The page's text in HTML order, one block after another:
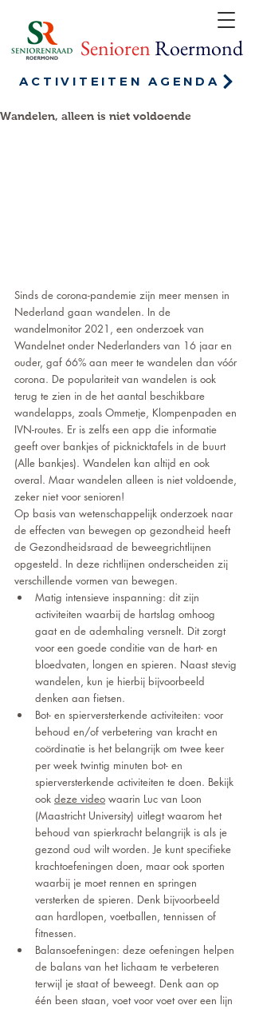
SeniorenRoermond
ACTIVITEITEN AGENDA
Wandelen, alleen is niet voldoende
Sinds de corona-pandemie zijn meer mensen in
Nederland gaan wandelen. In de
wandelmonitor 2021, een onderzoek van
Wandelnet onder Nederlanders van 16 jaar en
ouder, gaf 66% aan meer te wandelen dan vóór
corona. De populariteit van wandelen is ook
terug te zien in de het aantal beschikbare
wandelapps, zoals Ommetje, Klompenpaden en
IVN-routes. Er is zelfs een app die informatie
geeft over bankjes of picknicktafels in de buurt
(Alle bankjes). Wandelen kan altijd en ook
overal. Maar wandelen alleen is niet voldoende,
zeker niet voor senioren!
Op basis van wetenschappelijk onderzoek naar
de effecten van bewegen op gezondheid heeft
de Gezondheidsraad de beweegrichtlijnen
opgesteld. In deze richtlijnen onderscheiden zij
verschillende vormen van bewegen.
Matig intensieve inspanning: dit zijn
activiteiten waarbij de hartslag omhoog
gaat en de ademhaling versnelt. Dit zorgt
voor een goede conditie van de hart- en
bloedvaten, longen en spieren. Naast stevig
wandelen, kun je hierbij bijvoorbeeld
denken aan fietsen.
Bot- en spierversterkende activiteiten: voor
behoud en/of verbetering van kracht en
coördinatie is het belangrijk om twee keer
per week twintig minuten bot- en
spierversterkende activiteiten te doen. Bekijk
ook deze video waarin Luc van Loon
(Maastricht University) uitlegt waarom het
behoud van spierkracht belangrijk is als je
gezond oud wilt worden. Je kunt specifieke
krachtoefeningen doen, maar ook sporten
waarbij je moet rennen en springen
versterken de spieren. Denk bijvoorbeeld
aan hardlopen, voetballen, tennissen of
fitnessen.
Balansoefeningen: deze oefeningen helpen
de balans van het lichaam te verbeteren
terwijl je staat of beweegt. Denk aan op
één been staan, voet voor voet over een lijn